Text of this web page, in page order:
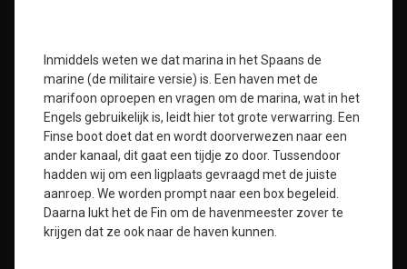
Inmiddels weten we dat marina in het Spaans de
marine (de militaire versie) is. Een haven met de
marifoon oproepen en vragen om de marina, wat in het
Engels gebruikelijk is, leidt hier tot grote verwarring. Een
Finse boot doet dat en wordt doorverwezen naar een
ander kanaal, dit gaat een tijdje zo door. Tussendoor
hadden wij om een ligplaats gevraagd met de juiste
aanroep. We worden prompt naar een box begeleid.
Daarna lukt het de Fin om de havenmeester zover te
krijgen dat ze ook naar de haven kunnen.